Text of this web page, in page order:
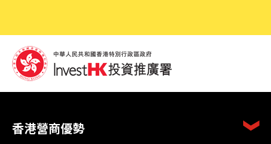
香港營商優勢